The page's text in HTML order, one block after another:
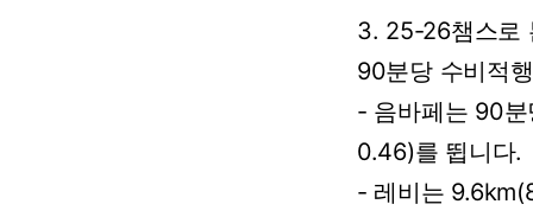
3. 25-26챔스로
90분당 수비적
- 음바페는 90분
0.46)를 뜁니다.
- 레비는